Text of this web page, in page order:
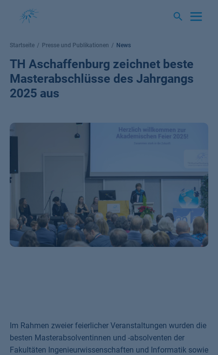
Startseite Presse und Publikationen News
TH Aschaffenburg zeichnet beste
Masterabschlüsse des Jahrgangs
2025 aus
Im Rahmen zweier feierlicher Veranstaltungen wurden die
besten Masterabsolventinnen und -absolventen der
Fakultäten Ingenieurwissenschaften und Informatik sowie